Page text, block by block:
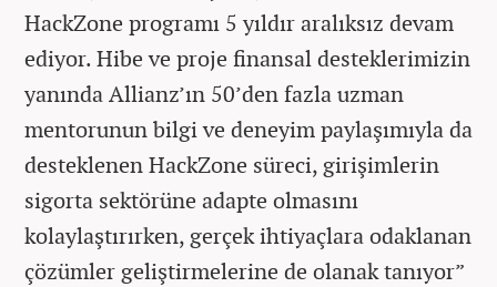
HackZone programı 5 yıldır aralıksız devam
ediyor. Hibe ve proje finansal desteklerimizin
yanında Allianz’ın 50’den fazla uzman
mentorunun bilgi ve deneyim paylaşımıyla da
desteklenen HackZone süreci, girişimlerin
sigorta sektörüne adapte olmasını
kolaylaştırırken, gerçek ihtiyaçlara odaklanan
çözümler geliştirmelerine de olanak tanıyor”